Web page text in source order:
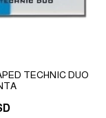
TECHNIC DUO